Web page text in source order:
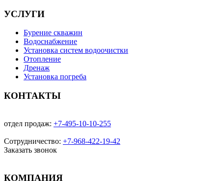
УСЛУГИ
Бурение скважин
Водоснабжение
Установка систем водоочистки
Отопление
Дренаж
Установка погреба
КОНТАКТЫ
отдел продаж: +7-495-10-10-255
Сотрудничество: +7-968-422-19-42
Заказать звонок
КОМПАНИЯ